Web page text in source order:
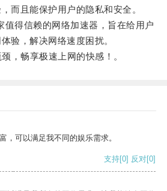
而且能保护用户的隐私和安全。
得信赖的网络加速器，旨在给用户
验，解决网络速度困扰。
畅享极速上网的快感！。
，可以满足我不同的娱乐需求。
支持[0] 反对[0]